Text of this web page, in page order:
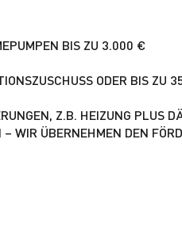
BIS ZU 3.000 €
ODER BIS ZU
Z.B. HEIZUNG PLUS
WIR ÜBERNEHMEN DEN